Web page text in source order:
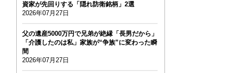
資家が先回りする「隠れ防衛銘柄」2選
2026年07月27日
父の遺産5000万円で兄弟が絶縁「長男だから」
「介護したのは私」家族が“争族”に変わった瞬
間
2026年07月27日